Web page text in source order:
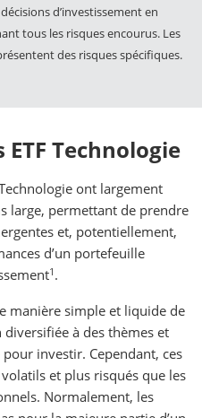
d’investissement en
tous les risques encourus. Les
des risques spécifiques.
Technologie
ont largement
large, permettant de prendre
et, potentiellement,
d’un portefeuille
1 .
manière simple et liquide de
à des thèmes et
investir. Cependant, ces
et plus risqués que les
Normalement, les